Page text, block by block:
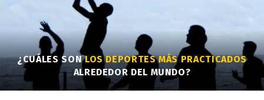
¿CUÁLES SONLOS DEPORTES MÁS PRACTICADOS
ALREDEDOR DEL MUNDO?